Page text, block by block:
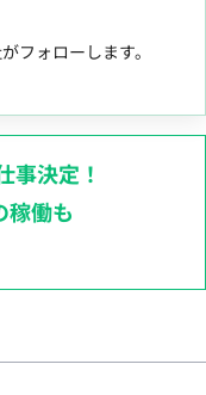
フォローします。
事決定！
稼働も